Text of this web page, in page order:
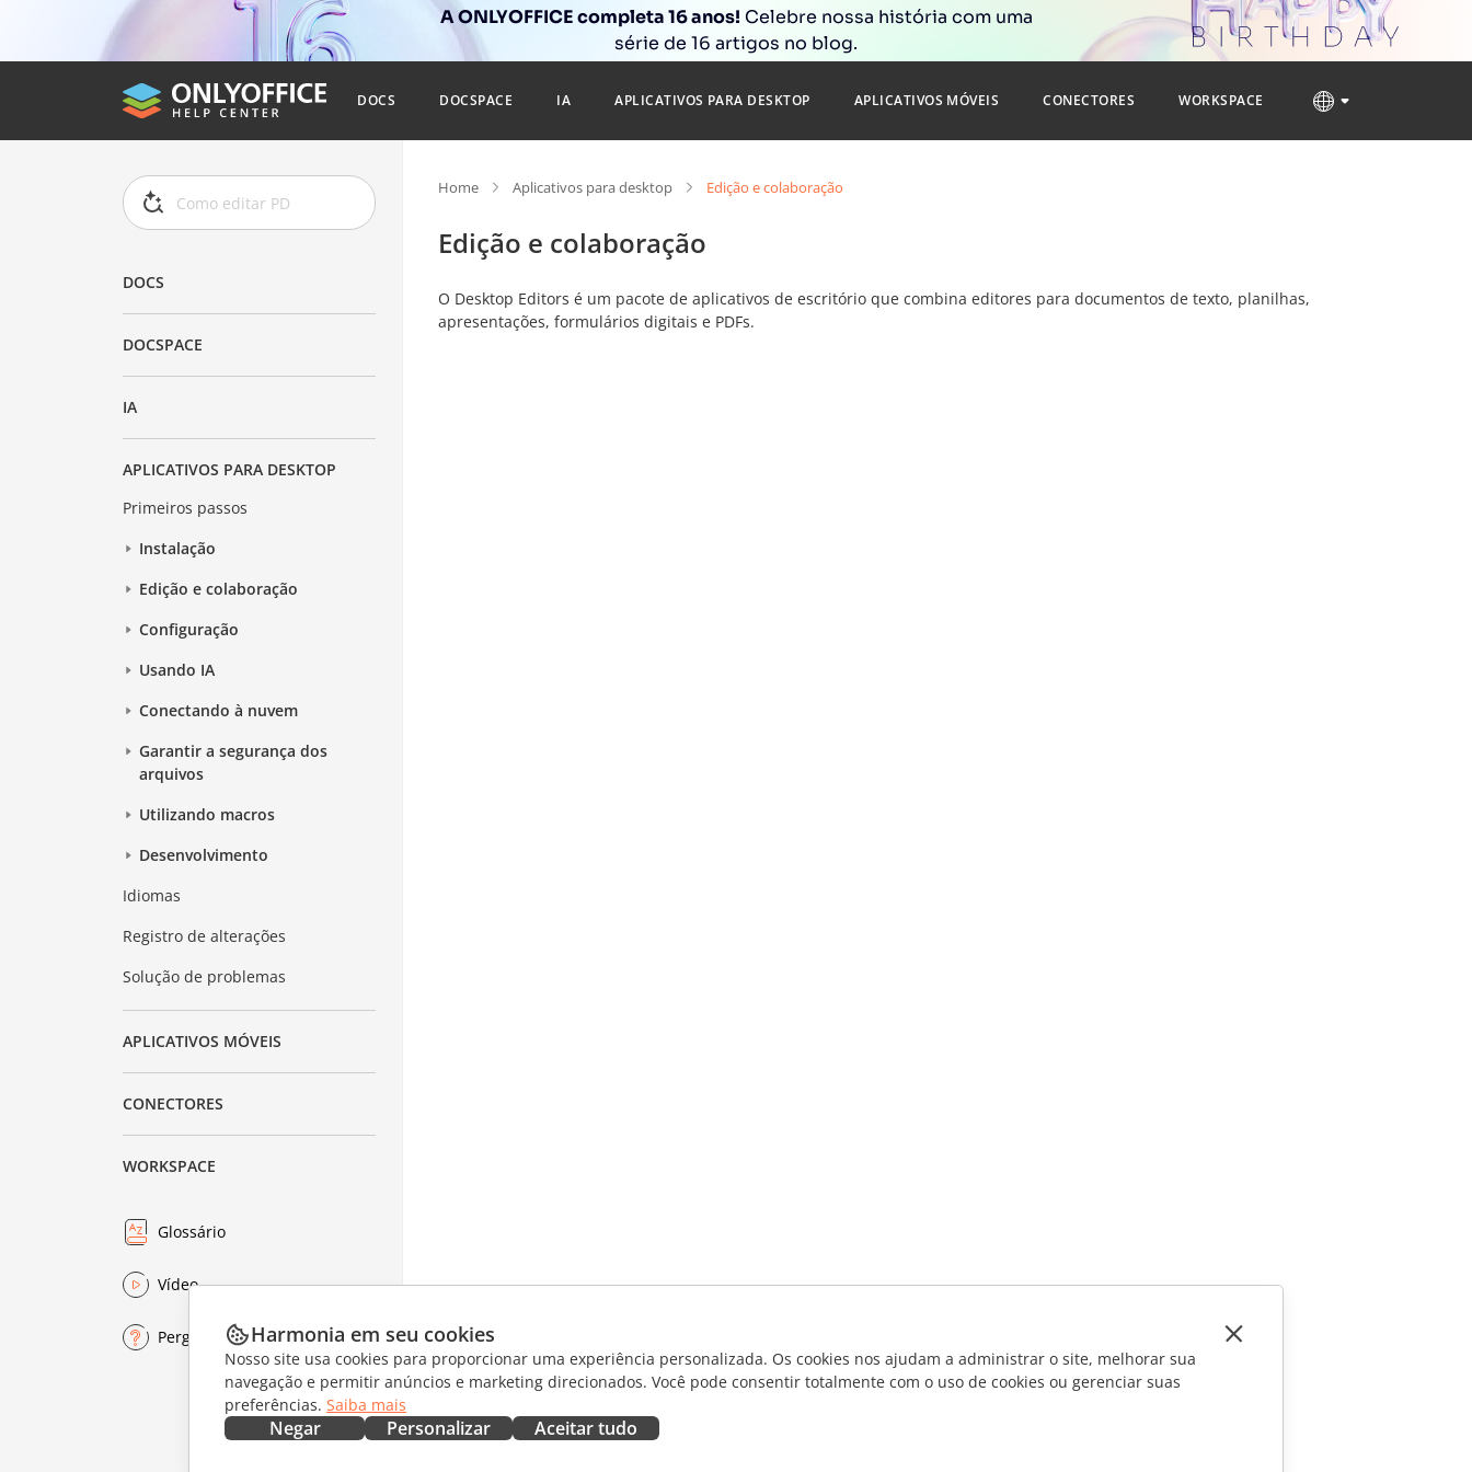
A ONLYOFFICE completa 16 anos! Celebre nossa história com uma
série de 16 artigos no blog.
DOCS DOCSPACE IA APLICATIVOS PARA DESKTOP APLICATIVOS MÓVEIS CONECTORES WORKSPACE
DOCS
DOCSPACE
IA
APLICATIVOS PARA DESKTOP
Primeiros passos
Instalação
Edição e colaboração
Configuração
Usando IA
Conectando à nuvem
Garantir a segurança dos
arquivos
Utilizando macros
Desenvolvimento
Idiomas
Registro de alterações
Solução de problemas
APLICATIVOS MÓVEIS
CONECTORES
WORKSPACE
Glossário
Vídeo
Perguntas frequentes
Home Aplicativos para desktop Edição e colaboração
Edição e colaboração
O Desktop Editors é um pacote de aplicativos de escritório que combina editores para documentos de texto, planilhas,
apresentações, formulários digitais e PDFs.
Harmonia em seu cookies
Nosso site usa cookies para proporcionar uma experiência personalizada. Os cookies nos ajudam a administrar o site, melhorar sua
navegação e permitir anúncios e marketing direcionados. Você pode consentir totalmente com o uso de cookies ou gerenciar suas
preferências. Saiba mais
Negar Personalizar Aceitar tudo